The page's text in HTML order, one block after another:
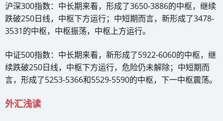
沪深300指数：中长期来看，形成了3650-3886的中枢，继续
跌破250日线，中枢下方运行；中短期而言，新形成了3478-
3531的中枢，中枢振荡，中枢上方运行。
中证500指数：中长期来看，新形成了5922-6060的中枢，继
续跌破250日线，中枢下方运行，危险仍未解除；中短期而
言，形成了5253-5366和5529-5590的中枢，下一中枢震荡。
外汇浅读